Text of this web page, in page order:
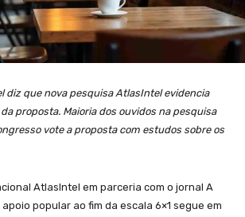
diz que nova pesquisa AtlasIntel evidencia
proposta. Maioria dos ouvidos na pesquisa
vote a proposta com estudos sobre os
AtlasIntel em parceria com o jornal A
popular ao fim da escala 6×1 segue em